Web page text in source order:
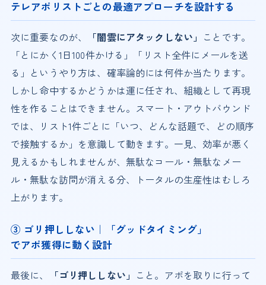
テレアポリストごとの最適アプローチを設計する
次に重要なのが、 「闇雲にアタックしない」 ことです。
「とにかく1日100件かける」「リスト全件にメールを送
る」というやり方は、確率論的には何件か当たります。
しかし命中するかどうかは運に任され、組織として再現
性を作ることはできません。スマート・アウトバウンド
では、リスト1件ごとに「いつ、どんな話題で、どの順序
で接触するか」を意識して動きます。一見、効率が悪く
見えるかもしれませんが、無駄なコール・無駄なメー
ル・無駄な訪問が消える分、トータルの生産性はむしろ
上がります。
③ ゴリ押ししない｜「グッドタイミング」
でアポ獲得に動く設計
最後に、 「ゴリ押ししない」 こと。アポを取りに行って